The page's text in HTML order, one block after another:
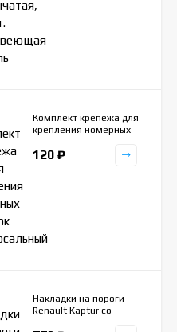
Комплект крепежа для
крепления номерных
120 ₽
Накладки на пороги
Renault Kaptur со